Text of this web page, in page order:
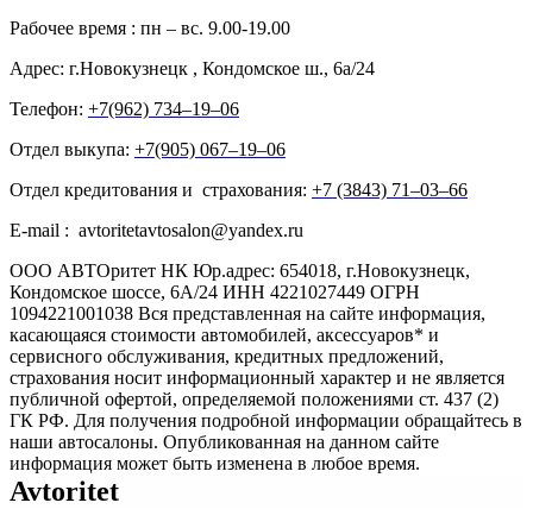
Рабочее время : пн – вс. 9.00-19.00
Адрес: г.Новокузнецк , Кондомское ш., 6а/24
Телефон: +7(962) 734‒19‒06
Отдел выкупа: +7(905) 067‒19‒06
Отдел кредитования и страхования: +7 (3843) 71‒03‒66
E-mail : avtoritetavtosalon@yandex.ru
ООО АВТОритет НК Юр.адрес: 654018, г.Новокузнецк,
Кондомское шоссе, 6А/24 ИНН 4221027449 ОГРН
1094221001038 Вся представленная на сайте информация,
касающаяся стоимости автомобилей, аксессуаров* и
сервисного обслуживания, кредитных предложений,
страхования носит информационный характер и не является
публичной офертой, определяемой положениями ст. 437 (2)
ГК РФ. Для получения подробной информации обращайтесь в
наши автосалоны. Опубликованная на данном сайте
информация может быть изменена в любое время.
Avtoritet